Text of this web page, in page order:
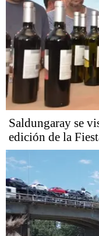
Saldungaray se
edición de la